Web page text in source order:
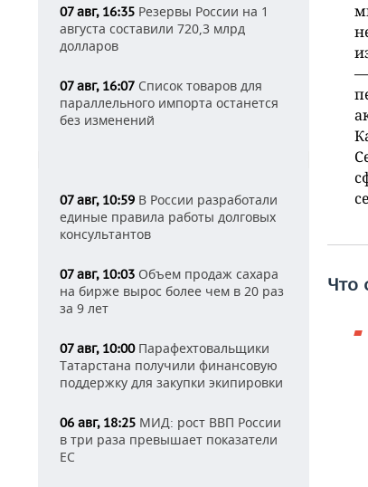
07 авг, 16:35 Резервы России на 1
августа составили 720,3 млрд
долларов
07 авг, 16:07 Список товаров для
параллельного импорта останется
без изменений
07 авг, 10:59 В России разработали
единые правила работы долговых
консультантов
07 авг, 10:03 Объем продаж сахара
на бирже вырос более чем в 20 раз
за 9 лет
07 авг, 10:00Парафехтовальщики
Татарстана получили финансовую
поддержку для закупки экипировки
06 авг, 18:25 МИД: рост ВВП России
в три раза превышает показатели
ЕС
—
Что